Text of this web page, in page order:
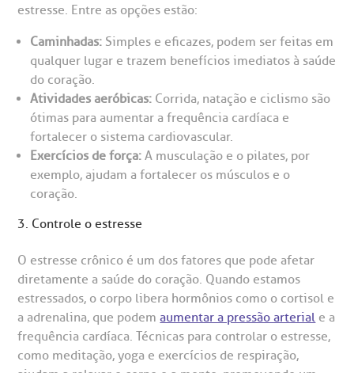
estresse. Entre as opções estão:
Caminhadas: Simples e eficazes, podem ser feitas em
qualquer lugar e trazem benefícios imediatos à saúde
do coração.
Atividades aeróbicas: Corrida, natação e ciclismo são
ótimas para aumentar a frequência cardíaca e
fortalecer o sistema cardiovascular.
Exercícios de força: A musculação e o pilates, por
exemplo, ajudam a fortalecer os músculos e o
coração.
3. Controle o estresse
O estresse crônico é um dos fatores que pode afetar
diretamente a saúde do coração. Quando estamos
estressados, o corpo libera hormônios como o cortisol e
a adrenalina, que podemaumentar a pressão arterial e a
frequência cardíaca. Técnicas para controlar o estresse,
como meditação, yoga e exercícios de respiração,